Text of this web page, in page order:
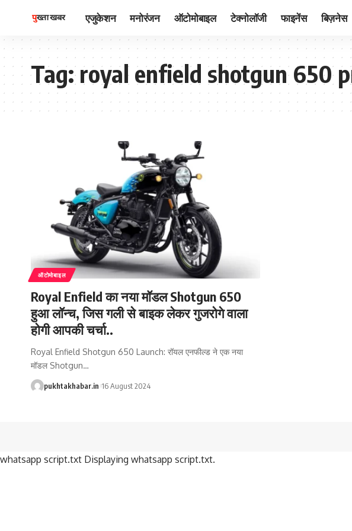
एजुकेशन मनोरंजन ऑटोमोबाइल टेक्नोलॉजी फाइनेंस बिज़नेस
Tag:royal enfield shotgun 650
ऑटोमोबाइल
Royal Enfield का नया मॉडल Shotgun 650
हुआ लॉन्च, जिस गली से बाइक लेकर गुजरोगे वाला
होगी आपकी चर्चा..
Royal Enfield Shotgun 650 Launch: रॉयल एनफील्ड ने एक नया
मॉडल Shotgun…
pukhtakhabar.in 16 August 2024
whatsapp script.txt Displaying whatsapp script.txt.